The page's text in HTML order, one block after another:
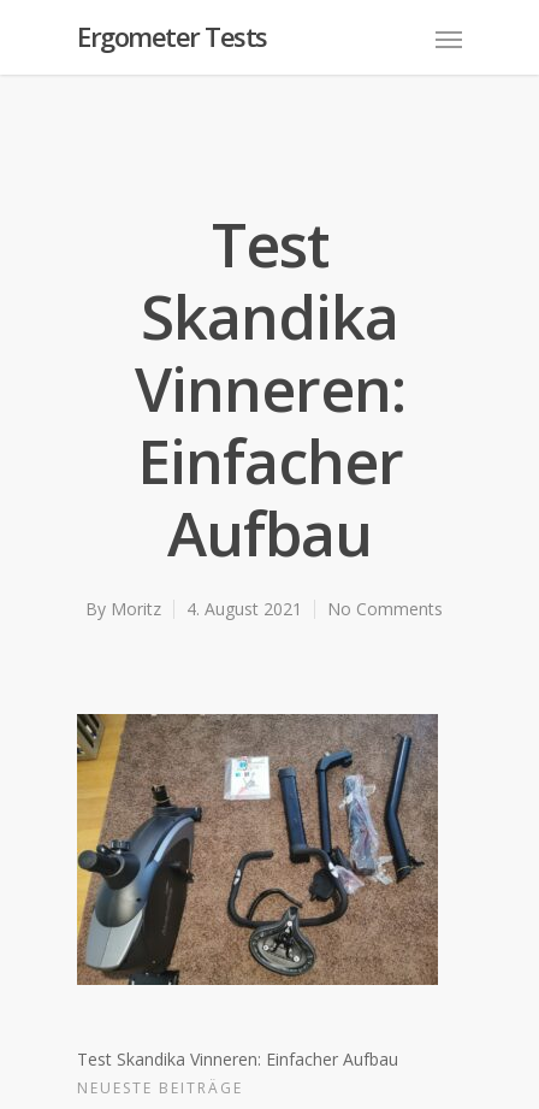
Ergometer Tests
Test
Skandika
Vinneren:
Einfacher
Aufbau
By Moritz 4. August 2021 No Comments
Test Skandika Vinneren: Einfacher Aufbau
NEUESTE BEITRÄGE